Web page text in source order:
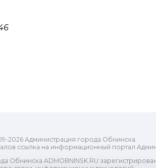
2026 Администрация города Обнинска.
ссылка на информационный портал
Обнинска ADMOBNINSK.RU